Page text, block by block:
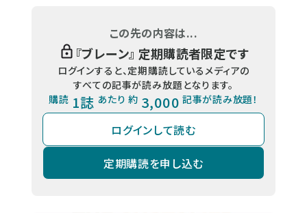
この先の内容は...
『ブレーン』 定期購読者限定です
ログインすると、定期購読しているメディアの
すべての記事が読み放題となります。
購読 1誌 あたり 約 3,000 記事が読み放題！
ログインして読む
定期購読を申し込む